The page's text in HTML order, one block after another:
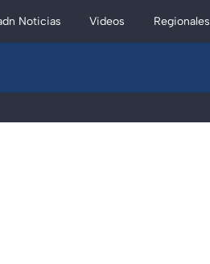
Noticias Videos Regionales